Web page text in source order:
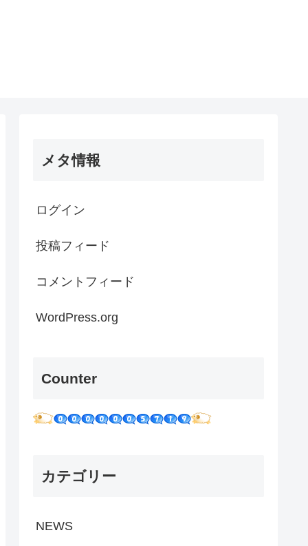
メタ情報
ログイン
投稿フィード
コメントフィード
WordPress.org
Counter
カテゴリー
NEWS